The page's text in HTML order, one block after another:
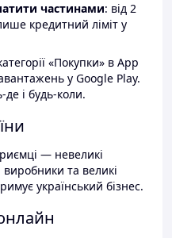
частинами: від 2
кредитний ліміт у
«Покупки» в App
у Google Play.
і будь-коли.
— невеликі
та великі
український бізнес.